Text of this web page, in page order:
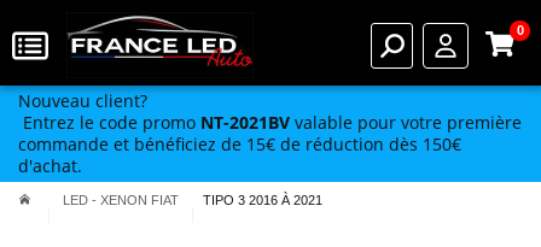
0
Nouveau client?
Entrez le code promo NT-2021BV valable pour votre première
commande et bénéficiez de 15€ de réduction dès 150€
d'achat.
LED - XENON FIAT TIPO 3 2016 À 2021